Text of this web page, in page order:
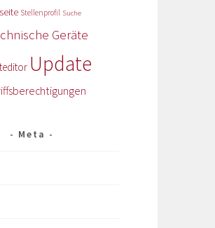
Stellenprofil Suche
Geräte
Update
Meta